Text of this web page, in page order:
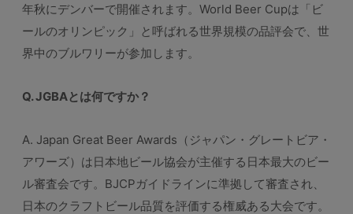
年秋にデンバーで開催されます。World Beer Cupは「ビ
ールのオリンピック」と呼ばれる世界規模の品評会で、世
界中のブルワリーが参加します。
Q. JGBAとは何ですか？
A. Japan Great Beer Awards（ジャパン・グレートビア・
アワーズ）は日本地ビール協会が主催する日本最大のビー
ル審査会です。BJCPガイドラインに準拠して審査され、
日本のクラフトビール品質を評価する権威ある大会です。